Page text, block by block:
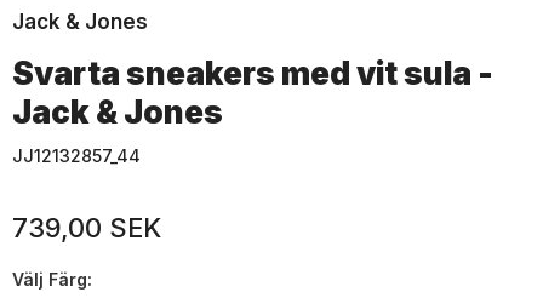
Jack & Jones
Svarta sneakers med vit sula -
Jack & Jones
JJ12132857_44
739,00 SEK
Välj Färg: